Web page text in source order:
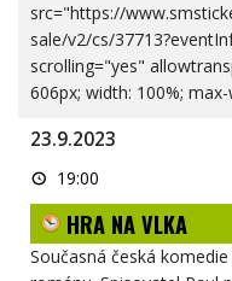
src="https://
sale/v2/cs/
scrolling="yes"
606px; width: 100%;
23.9.2023
HRA
NA
VLKA
19:00
HRA NA VLKA
Současná česká